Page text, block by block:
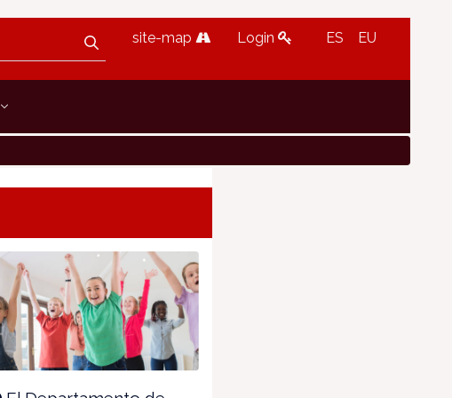
site-map Login ES EU